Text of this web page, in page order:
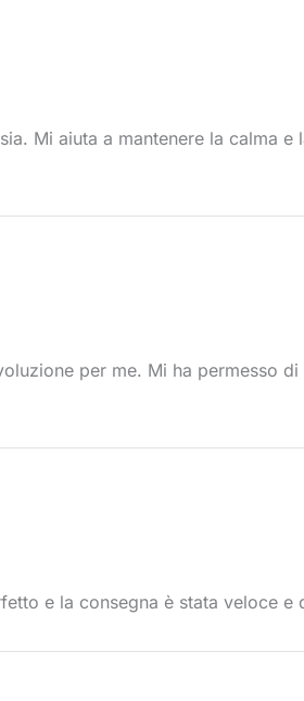
Mi aiuta a mantenere la calma
per me. Mi ha permesso
e la consegna è stata veloce e